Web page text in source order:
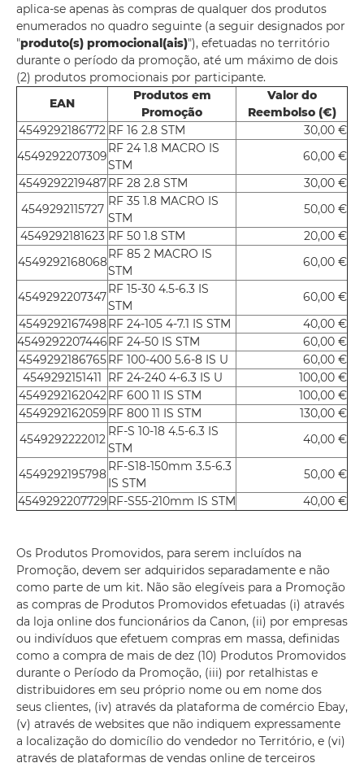
aplica-se apenas às compras de qualquer dos produtos
enumerados no quadro seguinte (a seguir designados por
"produto(s) promocional(ais)"), efetuadas no território
durante o período da promoção, até um máximo de dois
(2) produtos promocionais por participante.
EAN
Produtos em
Promoção
Valor do
Reembolso (€)
4549292186772 RF 16 2.8 STM
30,00 €
4549292207309
RF 24 1.8 MACRO IS
STM
60,00 €
4549292219487RF 28 2.8 STM
30,00 €
4549292115727
RF 35 1.8 MACRO IS
STM
50,00 €
4549292181623 RF 50 1.8 STM
20,00 €
4549292168068
RF 85 2 MACRO IS
STM
60,00 €
4549292207347
RF 15-30 4.5-6.3 IS
STM
60,00 €
4549292167498RF 24-105 4-7.1 IS STM
40,00 €
4549292207446RF 24-50 IS STM
60,00 €
4549292186765RF 100-400 5.6-8 IS U
60,00 €
4549292151411 RF 24-240 4-6.3 IS U
100,00 €
4549292162042RF 600 11 IS STM
100,00 €
4549292162059 RF 800 11 IS STM
130,00 €
4549292222012
RF-S 10-18 4.5-6.3 IS
STM
40,00 €
4549292195798
RF-S18-150mm 3.5-6.3
IS STM
50,00 €
4549292207729RF-S55-210mm IS STM 40,00 €
Os Produtos Promovidos, para serem incluídos na
Promoção, devem ser adquiridos separadamente e não
como parte de um kit. Não são elegíveis para a Promoção
as compras de Produtos Promovidos efetuadas (i) através
da loja online dos funcionários da Canon, (ii) por empresas
ou indivíduos que efetuem compras em massa, definidas
como a compra de mais de dez (10) Produtos Promovidos
durante o Período da Promoção, (iii) por retalhistas e
distribuidores em seu próprio nome ou em nome dos
seus clientes, (iv) através da plataforma de comércio Ebay,
(v) através de websites que não indiquem expressamente
a localização do domicílio do vendedor no Território, e (vi)
através de plataformas de vendas online de terceiros